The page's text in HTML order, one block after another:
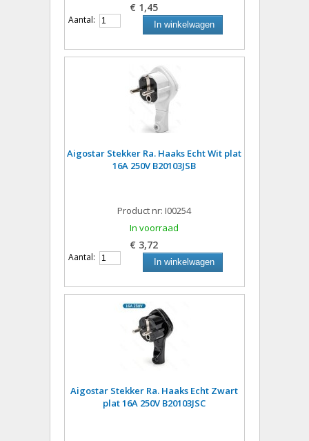
€ 1,45
Aantal: In winkelwagen
Aigostar Stekker Ra. Haaks Echt Wit plat
16A 250V B20103JSB
Product nr: I00254
In voorraad
€ 3,72
Aantal: In winkelwagen
Aigostar Stekker Ra. Haaks Echt Zwart
plat 16A 250V B20103JSC